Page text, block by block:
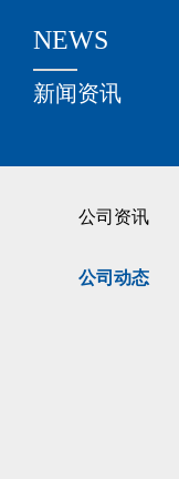
公司资讯
公司动态
关于我们
新闻资讯
NEWS